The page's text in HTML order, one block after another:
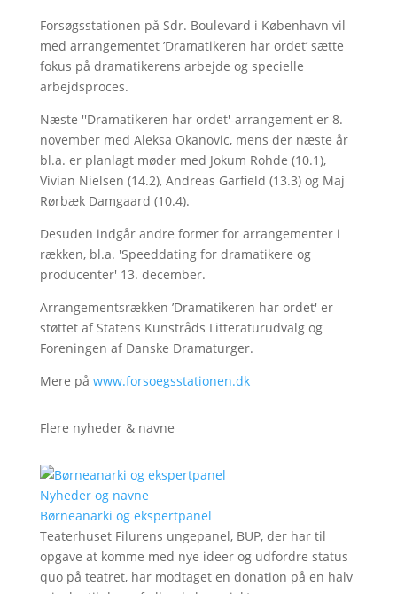
Forsøgsstationen på Sdr. Boulevard i København vil
med arrangementet ’Dramatikeren har ordet’ sætte
fokus på dramatikerens arbejde og specielle
arbejdsproces.
Næste ''Dramatikeren har ordet'-arrangement er 8.
november med Aleksa Okanovic, mens der næste år
bl.a. er planlagt møder med Jokum Rohde (10.1),
Vivian Nielsen (14.2), Andreas Garfield (13.3) og Maj
Rørbæk Damgaard (10.4).
Desuden indgår andre former for arrangementer i
rækken, bl.a. 'Speeddating for dramatikere og
producenter' 13. december.
Arrangementsrækken ’Dramatikeren har ordet' er
støttet af Statens Kunstråds Litteraturudvalg og
Foreningen af Danske Dramaturger.
Mere på www.forsoegsstationen.dk
Flere nyheder & navne
Nyheder og navne
Børneanarki og ekspertpanel
Teaterhuset Filurens ungepanel, BUP, der har til
opgave at komme med nye ideer og udfordre status
quo på teatret, har modtaget en donation på en halv